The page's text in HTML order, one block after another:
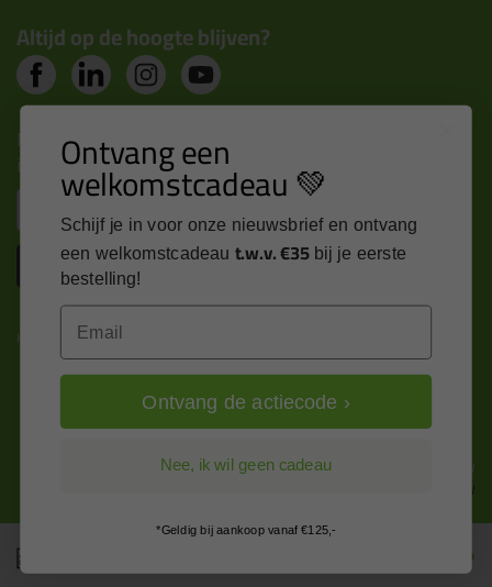
Altijd op de hoogte blijven?
Nieuws, tips en exclusieve deals rechtstreeks in je
inbox
Inschrijven
Kitcentrum is trots op:
Alle prijzen zijn in EURO en excl. 21% BTW
wijzig naar incl. BTW
Ontvang een
welkomstcadeau 💚
Schijf je in voor onze nieuwsbrief en ontvang
een welkomstcadeau t.w.v. €35 bij je eerste
bestelling!
Email
Ontvang de actiecode ›
Nee, ik wil geen cadeau
*Geldig bij aankoop vanaf €125,-